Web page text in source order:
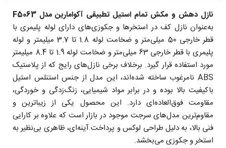
نازل دهش و مکش تمام استیل تطبیقی آکوامارین مدل F5063
به‌عنوان نازل کف در استخرها و جکوزی‌های دارای لوله پلیمری با
قطر خارجی 50 میلی‌متر و ضخامت لوله 1.8 تا 3.7 میلیمتر و لوله
پلیمری با قطر خارجی 63 میلی‌متر و ضخامت لوله 1.9 تا 8.4 میلیمتر
مورد استفاده قرار گیرد. برخلاف برخی نازل‌های رایج که از پلاستیک
ABS نامرغوب ساخته شده‌اند، این مدل از جنس استنلس استیل
باکیفیت بالا بوده و در برابر مواد شیمیایی، زنگ‌زدگی و خوردگی،
مقاومت فوق‌العاده‌ای دارد. این محصول یکی از زیباترین و
مقاوم‌ترین مدل‌های سرجت موجود در بازار است که علاوه بر کارایی
فنی بالا، به دلیل طراحی لوکس و پرداخت آینه‌ای، ظاهری بی‌نظیر به
استخر و جکوزی می‌بخشد.